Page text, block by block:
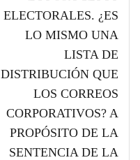
ELECTORALES. ¿ES
LO MISMO UNA
LISTA DE
DISTRIBUCIÓN QUE
LOS CORREOS
CORPORATIVOS? A
PROPÓSITO DE LA
SENTENCIA DE LA